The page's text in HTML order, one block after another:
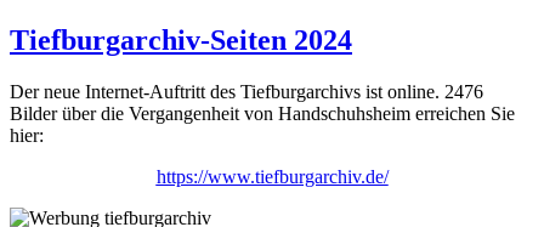
Tiefburgarchiv-Seiten 2024
Der neue Internet-Auftritt des Tiefburgarchivs ist online. 2476
Bilder über die Vergangenheit von Handschuhsheim erreichen Sie
hier:
https://www.tiefburgarchiv.de/